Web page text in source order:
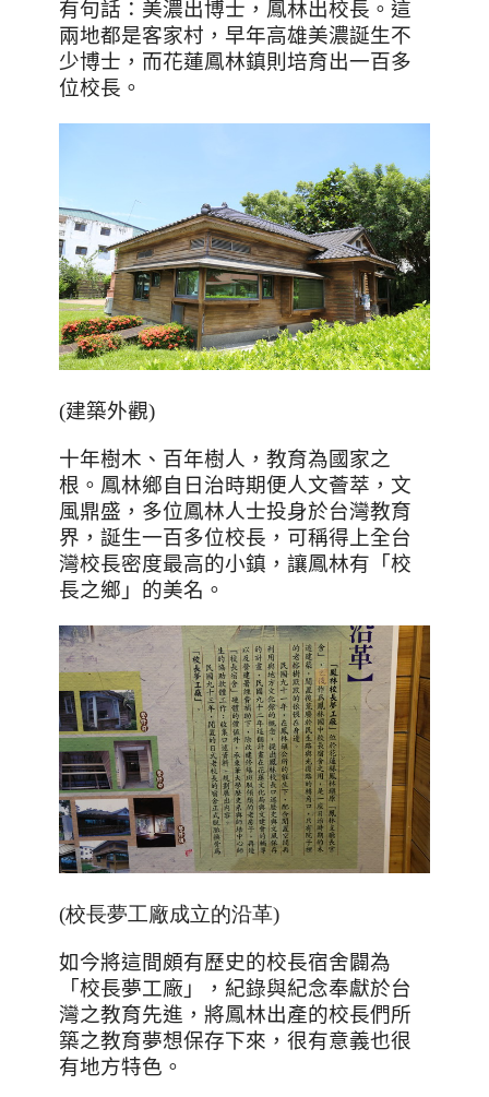
有句話：美濃出博士，鳳林出校長。這
兩地都是客家村，早年高雄美濃誕生不
少博士，而花蓮鳳林鎮則培育出一百多
位校長。
(建築外觀)
十年樹木、百年樹人，教育為國家之
根。鳳林鄉自日治時期便人文薈萃，文
風鼎盛，多位鳳林人士投身於台灣教育
界，誕生一百多位校長，可稱得上全台
灣校長密度最高的小鎮，讓鳳林有「校
長之鄉」的美名。
(校長夢工廠成立的沿革)
如今將這間頗有歷史的校長宿舍闢為
「校長夢工廠」，紀錄與紀念奉獻於台
灣之教育先進，將鳳林出產的校長們所
築之教育夢想保存下來，很有意義也很
有地方特色。